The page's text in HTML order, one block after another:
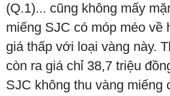
(Q.1)... cũng không mấy
miếng SJC có móp méo về
giá thấp với loại vàng này.
còn ra giá chỉ 38,7 triệu
SJC không thu vàng miếng